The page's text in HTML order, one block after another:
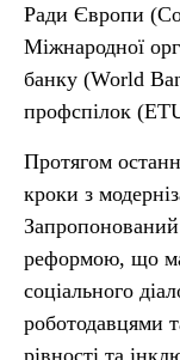
Ради Європи
Міжнародної
банку (World
профспілок
Протягом
кроки з
реформою, що
соціального
роботодавцями
рівності та